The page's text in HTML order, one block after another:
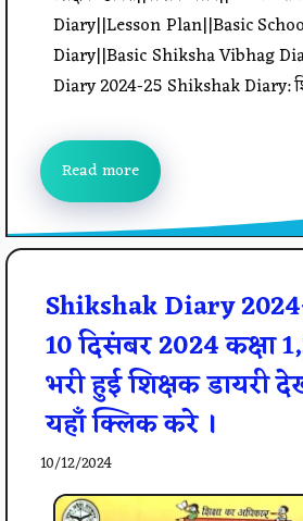
Diary||Lesson Plan||Basic
Diary||Basic Shiksha Vibhag
Diary 2024-25 Shikshak Diary:
Read more
Shikshak Diary
10 दिसंबर 2024 कक्षा
भरी हुई शिक्षक डायरी
यहाँ क्लिक करे ।
10/12/2024